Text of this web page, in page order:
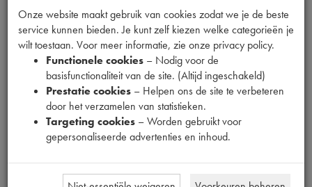
Fabrikant
OUTLET
Productnummer
6300411
Normale prijs
98 ( €8,25 excl. btw )
Uw prijs
5,99
Onze website maakt gebruik van cookies zodat we je de beste
service kunnen bieden. Je kunt zelf kiezen welke categorieën je
wilt toestaan. Voor meer informatie, zie onze privacy policy.
Functionele cookies – Nodig voor de
basisfunctionaliteit van de site. (Altijd ingeschakeld)
Prestatie cookies – Helpen ons de site te verbeteren
door het verzamelen van statistieken.
Targeting cookies – Worden gebruikt voor
gepersonaliseerde advertenties en inhoud.